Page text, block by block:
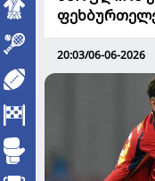
20:03/06-06-2026